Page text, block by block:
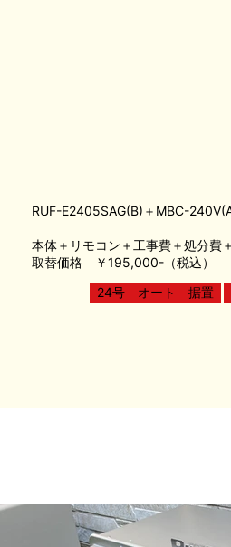
RUF-E2405SAG(B)＋MBC-
本体＋リモコン＋工事費＋処分費
取替価格 ￥195,000-（税込）
24号 オート 据置